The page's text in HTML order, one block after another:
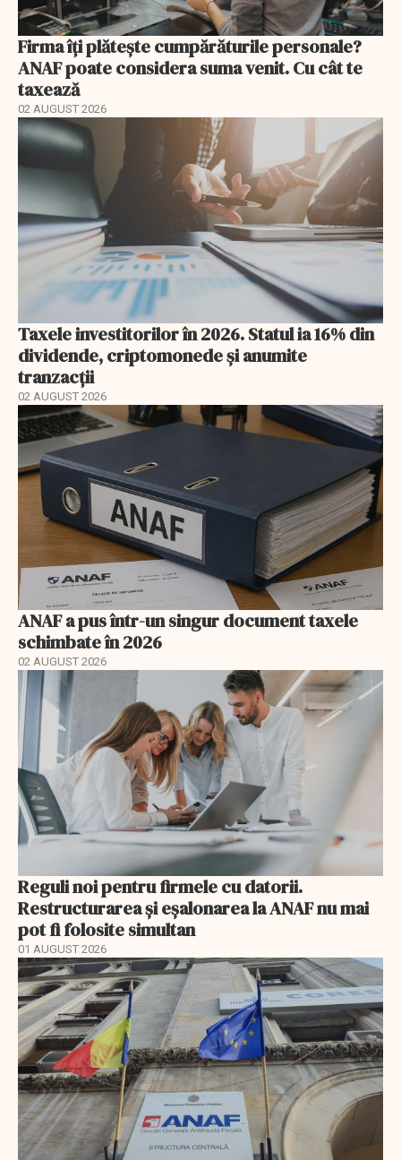
Firma îți plătește cumpărăturile personale?
ANAF poate considera suma venit. Cu cât te
taxează
02 AUGUST 2026
Taxele investitorilor în 2026. Statul ia 16% din
dividende, criptomonede și anumite
tranzacții
02 AUGUST 2026
ANAF a pus într-un singur document taxele
schimbate în 2026
02 AUGUST 2026
Reguli noi pentru firmele cu datorii.
Restructurarea și eșalonarea la ANAF nu mai
pot fi folosite simultan
01 AUGUST 2026